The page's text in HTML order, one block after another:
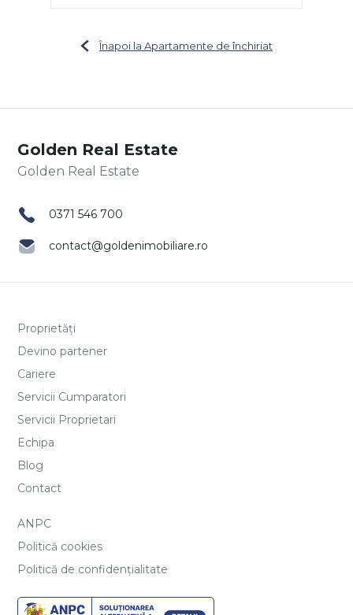
Înapoi la Apartamente de închiriat
Golden Real Estate
0371 546 700
contact@goldenimobiliare.ro
Proprietăți
Devino partener
Cariere
Servicii Cumparatori
Servicii Proprietari
Echipa
Blog
Contact
ANPC
Politică cookies
Politică de confidențialitate